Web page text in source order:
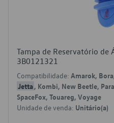
Tampa de Reservatório de
3B0121321
Compatibilidade: Amarok,
Jetta, Kombi, New Beetle,
SpaceFox, Touareg, Voyage
Unidade de venda: Unitário(a)